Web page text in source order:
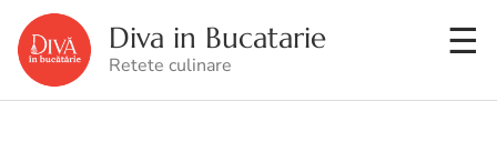
Diva in Bucatarie
Retete culinare